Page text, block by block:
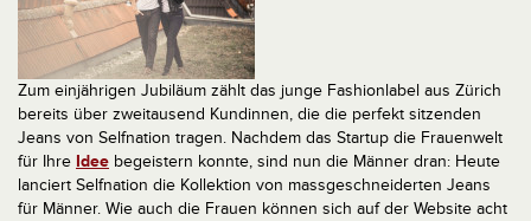
Zum einjährigen Jubiläum zählt das junge Fashionlabel aus Zürich
bereits über zweitausend Kundinnen, die die perfekt sitzenden
Jeans von Selfnation tragen. Nachdem das Startup die Frauenwelt
für Ihre Idee begeistern konnte, sind nun die Männer dran: Heute
lanciert Selfnation die Kollektion von massgeschneiderten Jeans
für Männer. Wie auch die Frauen können sich auf der Website acht